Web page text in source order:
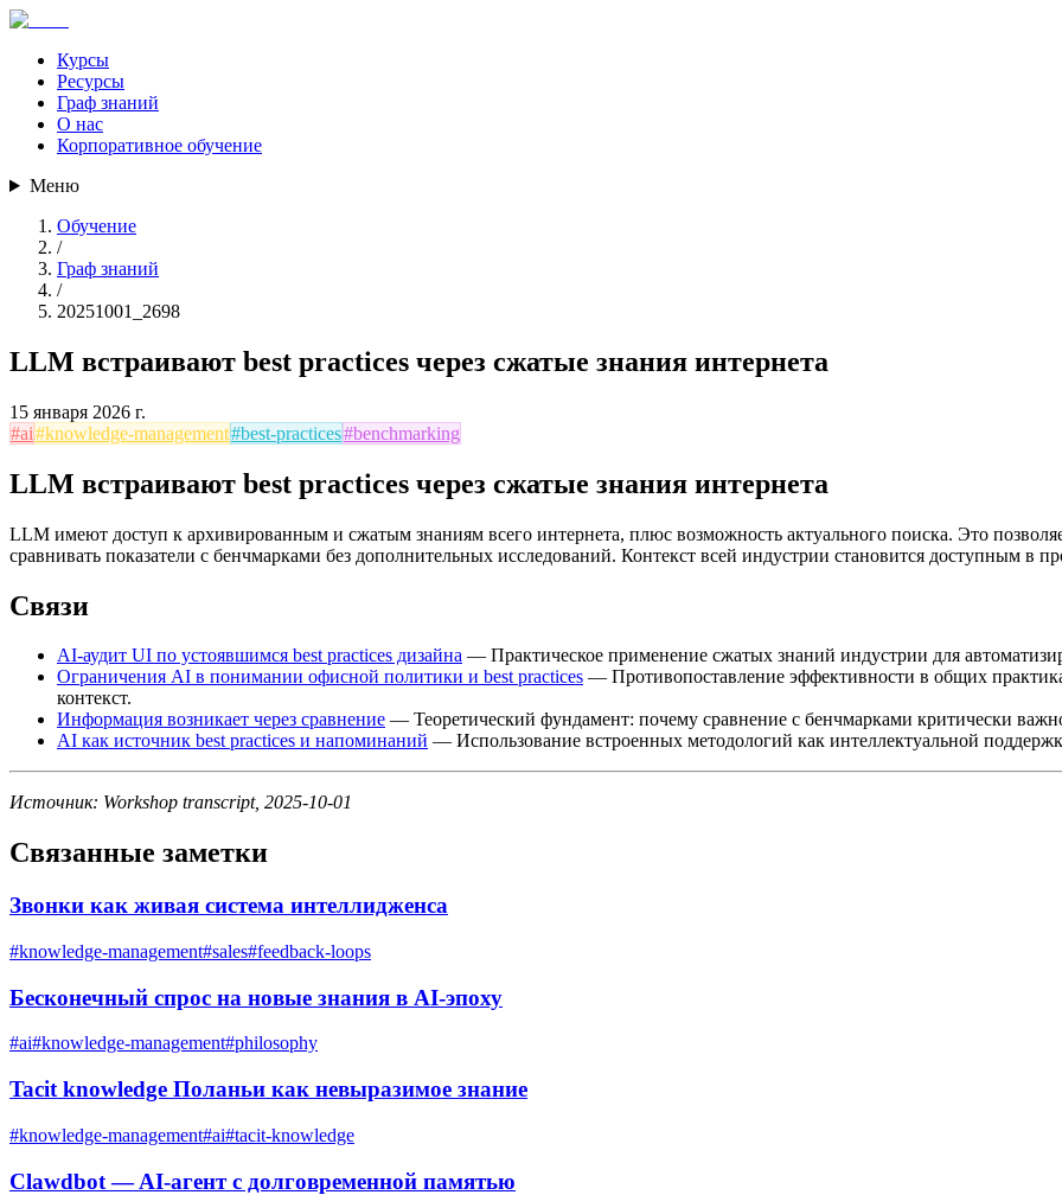
Курсы
Ресурсы
Граф знаний
О нас
Корпоративное обучение
Меню
Обучение
/
Граф знаний
/
20251001_2698
LLM встраивают best practices через сжатые знания интернета
15 января 2026 г.
#ai#knowledge-management#best-practices#benchmarking
LLM встраивают best practices через сжатые знания интернета
LLM имеют доступ к архивированным и сжатым знаниям всего интернета, плюс возможность актуального поиска. Это
сравнивать показатели с бенчмарками без дополнительных исследований. Контекст всей индустрии становится доступным в
Связи
AI-аудит UI по устоявшимся best practices дизайна — Практическое применение сжатых знаний индустрии для
Ограничения AI в понимании офисной политики и best practices — Противопоставление эффективности в общих
контекст.
Информация возникает через сравнение — Теоретический фундамент: почему сравнение с бенчмарками критически
AI как источник best practices и напоминаний — Использование встроенных методологий как интеллектуальной
Источник: Workshop transcript, 2025-10-01
Связанные заметки
Звонки как живая система интеллидженса
#knowledge-management#sales#feedback-loops
Бесконечный спрос на новые знания в AI-эпоху
#ai#knowledge-management#philosophy
Tacit knowledge Поланьи как невыразимое знание
#knowledge-management#ai#tacit-knowledge
Clawdbot — AI-агент с долговременной памятью